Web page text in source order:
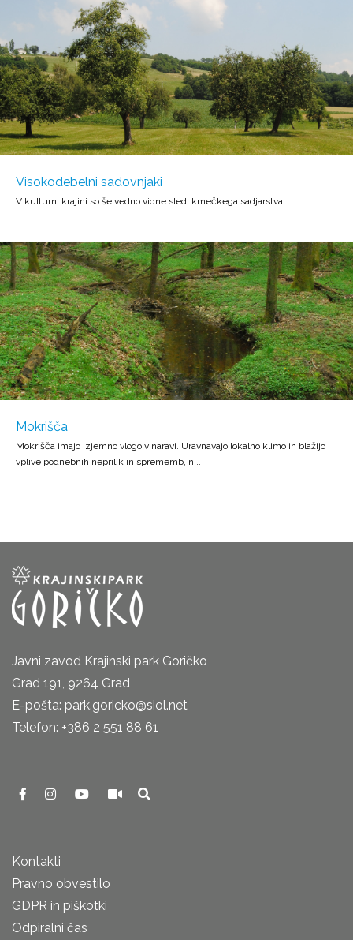
Visokodebelni sadovnjaki
V kulturni krajini so še vedno vidne sledi kmečkega sadjarstva.
Mokrišča
Mokrišča imajo izjemno vlogo v naravi. Uravnavajo lokalno klimo in blažijo
vplive podnebnih neprilik in sprememb, n...
Javni zavod Krajinski park Goričko
Grad 191, 9264 Grad
E-pošta: park.goricko@siol.net
Telefon: +386 2 551 88 61
Kontakti
Pravno obvestilo
GDPR in piškotki
Odpiralni čas